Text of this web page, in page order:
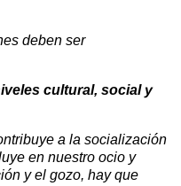
deben ser
cultural, social y
a la socialización
en nuestro ocio y
y el gozo, hay que